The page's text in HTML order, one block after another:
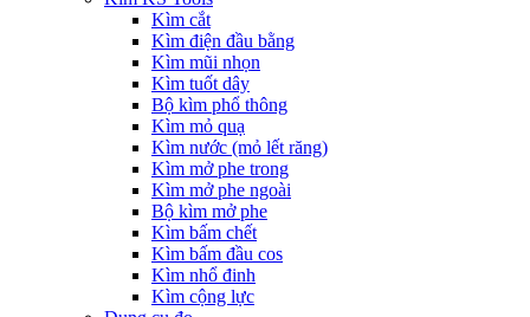
Kìm cắt
Kìm điện đầu bằng
Kìm mũi nhọn
Kìm tuốt dây
Bộ kìm phổ thông
Kìm mỏ quạ
Kìm nước (mỏ lết răng)
Kìm mở phe trong
Kìm mở phe ngoài
Bộ kìm mở phe
Kìm bấm chết
Kìm bấm đầu cos
Kìm nhổ đinh
Kìm cộng lực